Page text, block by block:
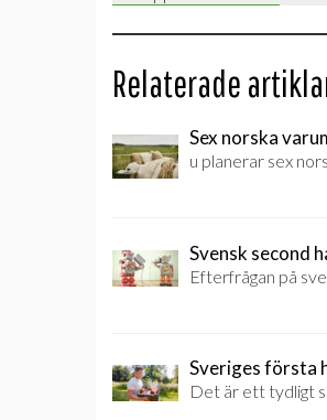
Relaterade
Sex norska
u planerar sex
Svensk second
Efterfrågan på
Sveriges första
Det är ett tydligt